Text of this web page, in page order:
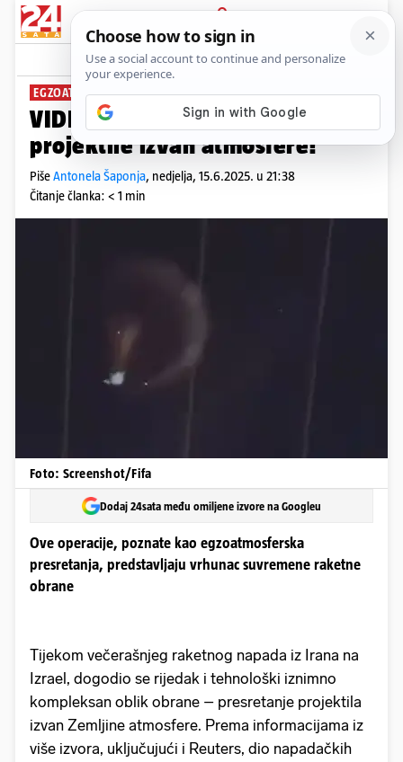
PRIJAVA
News Komentari
EGZOATMOSFERSKA PRESRETANJA
VIDEO Izraelci rušili iranske
projektile izvan atmosfere!
PišeAntonela Šaponja, nedjelja, 15.6.2025. u 21:38
Čitanje članka: < 1 min
Foto: Screenshot/Fifa
Dodaj 24sata među omiljene izvore na Googleu
Ove operacije, poznate kao egzoatmosferska
presretanja, predstavljaju vrhunac suvremene raketne
obrane
Tijekom večerašnjeg raketnog napada iz Irana na
Izrael, dogodio se rijedak i tehnološki iznimno
kompleksan oblik obrane – presretanje projektila
izvan Zemljine atmosfere. Prema informacijama iz
više izvora, uključujući i Reuters, dio napadačkih